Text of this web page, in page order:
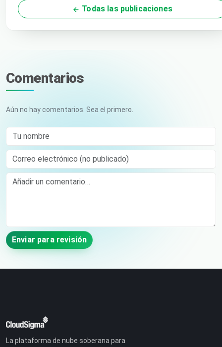
Todas las publicaciones
Comentarios
Aún no hay comentarios. Sea el primero.
Tu nombre
Correo electrónico (no publicado)
Comment
Enviar para revisión
La plataforma de nube soberana para